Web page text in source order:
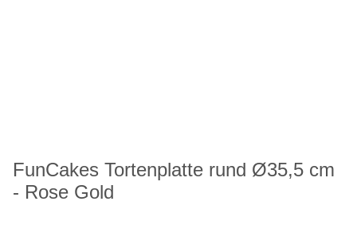
FunCakes Tortenplatte rund Ø35,5 cm
- Rose Gold